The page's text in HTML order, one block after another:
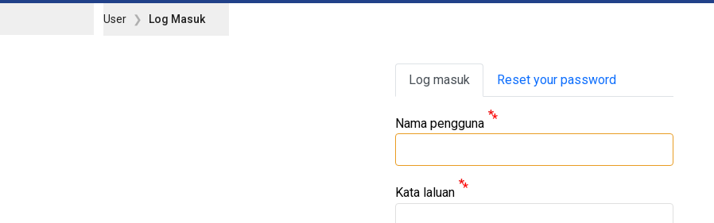
User Log Masuk
Primary tabs
Log masuk Reset your password
Nama pengguna
Kata laluan